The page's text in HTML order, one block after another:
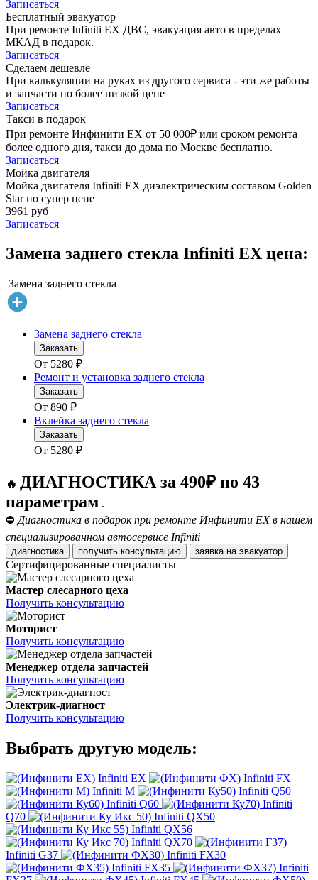
Записаться
Бесплатный эвакуатор
При ремонте Infiniti EX ДВС, эвакуация авто в пределах
МКАД в подарок.
Записаться
Сделаем дешевле
При калькуляции на руках из другого сервиса - эти же работы
и запчасти по более низкой цене
Записаться
Такси в подарок
При ремонте Инфинити ЕХ от 50 000₽ или сроком ремонта
более одного дня, такси до дома по Москве бесплатно.
Записаться
Мойка двигателя
Мойка двигателя Infiniti EX диэлектрическим составом Golden
Star по супер цене
3961 руб
Записаться
Замена заднего стекла Infiniti EX цена:
Замена заднего стекла
Замена заднего стекла
Заказать
От 5280 ₽
Ремонт и установка заднего стекла
Заказать
От 890 ₽
Вклейка заднего стекла
Заказать
От 5280 ₽
🔥 ДИАГНОСТИКА за 490₽ по 43
параметрам .
⛔ Диагностика в подарок при ремонте Инфинити ЕХ в нашем
специализированном автосервисе Infiniti
диагностика получить консультацию заявка на эвакуатор
Сертифицированные специалисты
Мастер слесарного цеха
Получить консультацию
Моторист
Получить консультацию
Менеджер отдела запчастей
Получить консультацию
Электрик-диагност
Получить консультацию
Выбрать другую модель:
Infiniti EX
Infiniti FX
Infiniti M
Infiniti Q50
Infiniti Q60
Infiniti
Q70
Infiniti QX50
Infiniti QX56
Infiniti QX70
Infiniti G37
Infiniti FX30
Infiniti FX35
Infiniti